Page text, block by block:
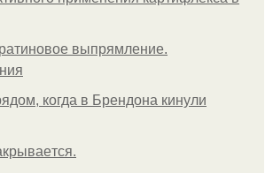
выпрямление.
когда в Брендона кинули